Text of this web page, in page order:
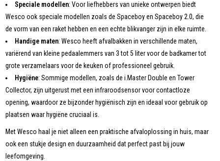
Speciale modellen: Voor liefhebbers van unieke ontwerpen biedt
Wesco ook speciale modellen zoals de Spaceboy en Spaceboy 2.0, die
de vorm van een raket hebben en een echte blikvanger zijn in elke ruimte.
Handige maten: Wesco heeft afvalbakken in verschillende maten,
variërend van kleine pedaalemmers van 3 tot 5 liter voor de badkamer tot
grote verzamelaars voor de keuken of professioneel gebruik.
Hygiëne: Sommige modellen, zoals de i.Master Double en Tower
Collector, zijn uitgerust met een infraroodsensor voor contactloze
opening, waardoor ze bijzonder hygiënisch zijn en ideaal voor gebruik op
plaatsen waar hygiëne cruciaal is.
Met Wesco haal je niet alleen een praktische afvaloplossing in huis, maar
ook een stukje design en duurzaamheid dat perfect past bij jouw
leefomgeving.